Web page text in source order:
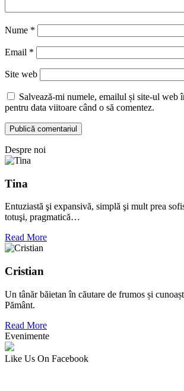
Nume *
Email *
Site web
Salvează-mi numele, emailul și site-ul web
pentru data viitoare când o să comentez.
Despre noi
Tina
Entuziastă şi expansivă, simplă şi mult prea
totuşi, pragmatică…
Read More
Cristian
Un tânăr băietan în căutare de frumos și
Pământ.
Read More
Evenimente
Like Us On Facebook